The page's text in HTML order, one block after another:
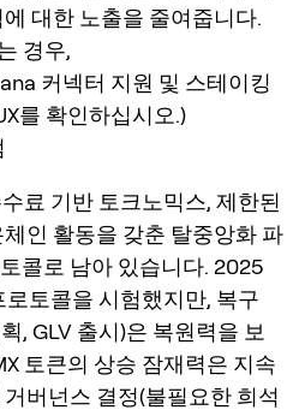
대한 노출을 줄여줍니다.
경우,
커넥터 지원 및 스테이킹
를 확인하십시오.)
료 기반 토크노믹스, 제한된
인 활동을 갖춘 탈중앙화 파
콜로 남아 있습니다. 2025
토콜을 시험했지만, 복구
, GLV 출시)은 복원력을 보
토큰의 상승 잠재력은 지속
버넌스 결정(불필요한 희석